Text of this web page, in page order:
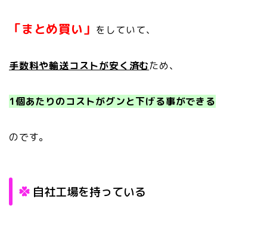
「まとめ買い」 をしていて、
手数料や輸送コストが安く済むため、
1個あたりのコストがグンと下げる事ができる
のです。
自社工場を持っている